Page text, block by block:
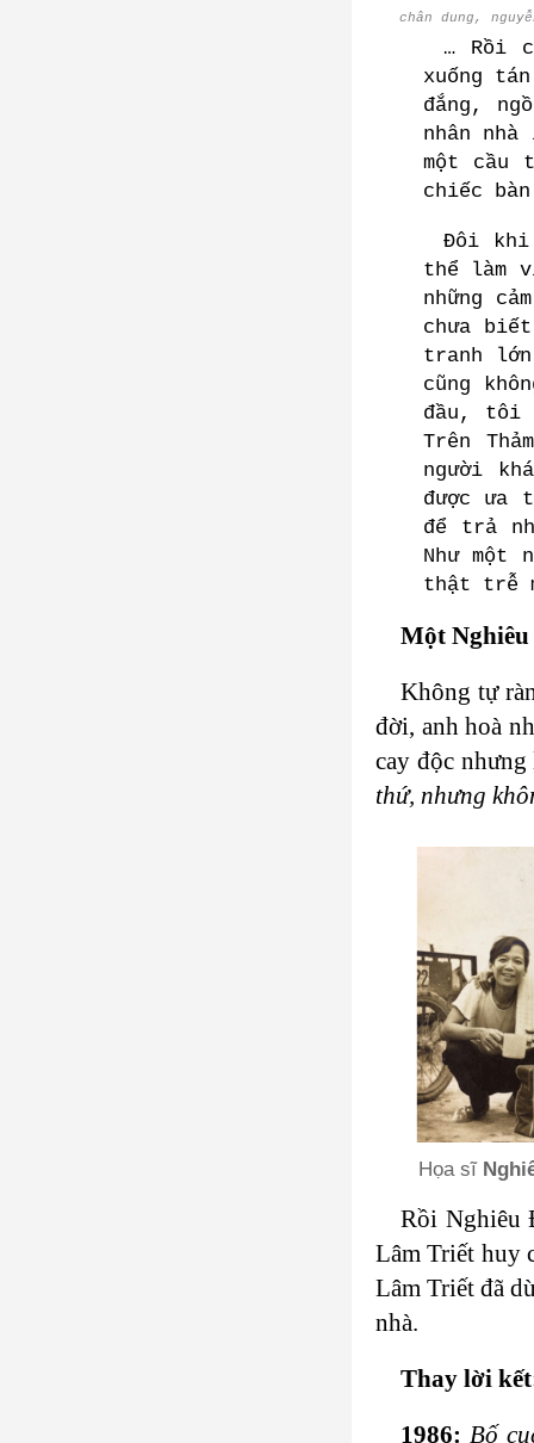
chân dung,
… Rồi
xuống
đắng,
nhân
một cầu
chiếc
Đôi khi
thể làm
những
chưa
tranh
cũng
đầu, tôi
Trên
người
được ưa
để trả
Như một
thật trễ
Một
Không tự
đời, anh hoà
cay độc
thứ, nhưng
Họa sĩ
Rồi Nghiêu
Lâm Triết huy
Lâm Triết đã
nhà.
Thay lời
1986: Bố